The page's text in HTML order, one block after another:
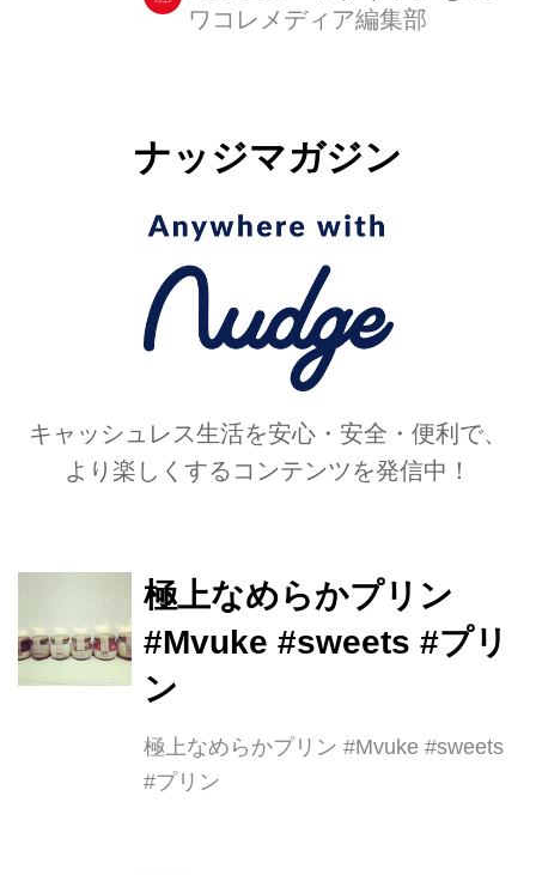
Matthew Cardenさんの作品。 こびと
家”を彷彿とさせる仕上がりだ。 スイ
たちの姿は、見ていて飽きないものば
かり。 それぞれのスイーツに合わせた
こびとの動きに躍動感があり、こびと
たちは今にも動きそう。 ひとつひとつ
の写真に個性があり、眺めているだけ
ワコレメディア編集部
ナッジマガジン
キャッシュレス生活を安心・安全・便利で、
より楽しくするコンテンツを発信中！
極上なめらかプリン
#Mvuke #sweets #プリ
ン
極上なめらかプリン #Mvuke #sweets
#プリン